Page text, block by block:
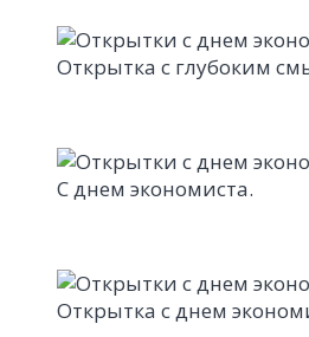
Открытка с глубоким
С днем экономиста.
Открытка с днем